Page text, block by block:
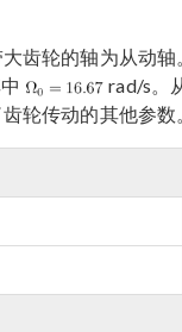
齿轮的轴为从动
rad/s。
轮传动的其他参数